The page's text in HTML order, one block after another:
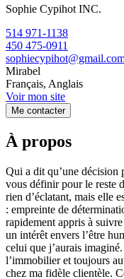
Sophie Cypihot INC.
514 971-1138
450 475-0911
Mirabel
Français, Anglais
Voir mon site
Me contacter
À propos
Qui a dit qu’une décision
vous définir pour le reste
rien d’éclatant, mais elle
: empreinte de
rapidement appris à
un intérêt envers l’être
celui que j’aurais
l’immobilier et toujours
chez ma fidèle clientèle.